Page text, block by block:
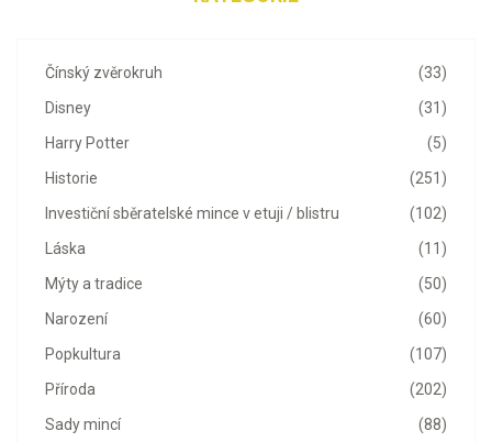
(33)
Čínský zvěrokruh
(31)
Disney
(5)
Harry Potter
(251)
Historie
(102)
Investiční sběratelské mince v etuji / blistru
(11)
Láska
(50)
Mýty a tradice
(60)
Narození
(107)
Popkultura
(202)
Příroda
(88)
Sady mincí